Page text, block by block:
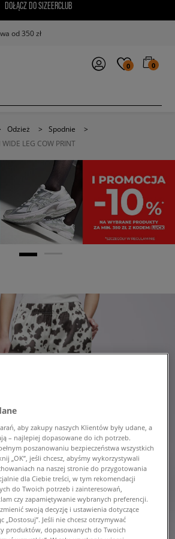
DOŁĄCZ DO SIZEERCLUB
od 350 zł
0 0
Odzież > Spodnie
>
LEG COW PRINT
aby zakupy naszych Klientów były udane, a
– najlepiej dopasowane do ich potrzeb.
poszanowaniu bezpieczeństwa wszystkich
„OK”, jeśli chcesz, abyśmy wykorzystywali
na naszej stronie do przygotowania
dla Ciebie treści, w tym rekomendacji
do Twoich potrzeb i zainteresowań,
czy zapamiętywanie wybranych preferencji.
swoją decyzję i ustawienia dotyczące
Jeśli nie chcesz otrzymywać
produktów, dopasowanych do Twoich